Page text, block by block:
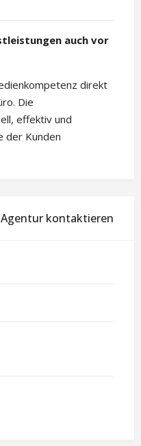
auch vor
direkt
Die
effektiv und
der Kunden
Agentur kontaktieren